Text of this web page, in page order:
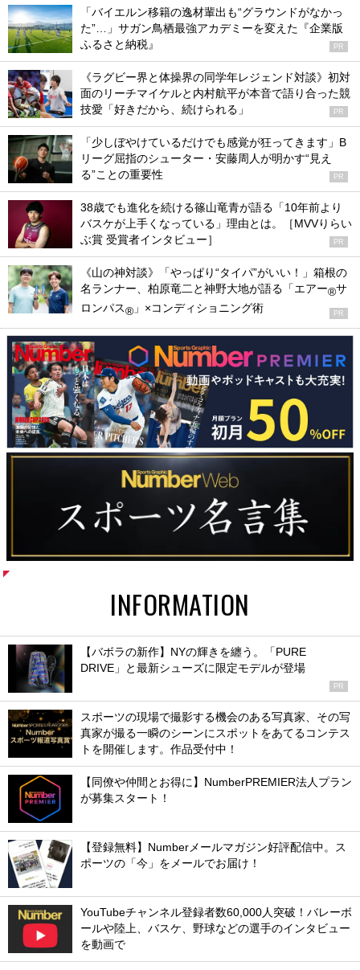
「バイエルン移籍の逸材輩出も“グラウンドがなかっ
た”…」サガン鳥栖最強アカデミーを変えた『企業版
ふるさと納税』
PR
《ラグビー界と体操界の同学年レジェンド対談》初対
面のリーチマイケルと内村航平が本音で語り合った競
技愛「好きだから、続けられる」
PR
「少しぼやけているだけでも感覚が狂ってきます」B
リーグ屈指のシューター・安藤周人が明かす“見え
る”ことの重要性
PR
38歳でも進化を続ける篠山竜青が語る「10年前より
バスケが上手くなっている」理由とは。［MVVりらい
ぶ賞 受賞者インタビュー］
PR
《山の神対談》「やっぱり“タイパ”がいい！」箱根の
名ランナー、柏原竜二と神野大地が語る「エアー®サ
ロンパス® 」×コンディショニング術 PR
INFORMATION
【バボラの新作】NYの輝きを纏う。「PURE
DRIVE」と最新シューズに限定モデルが登場
PR
スポーツの現場で撮影する機会のある写真家、その写
真家が撮る一瞬のシーンにスポットをあてるコンテス
トを開催します。作品受付中！
【同僚や仲間とお得に】NumberPREMIER法人プラン
が募集スタート！
【登録無料】Numberメールマガジン好評配信中。ス
ポーツの「今」をメールでお届け！
YouTubeチャンネル登録者数60,000人突破！バレーボ
ールや陸上、バスケ、野球などの選手のインタビュー
を動画で